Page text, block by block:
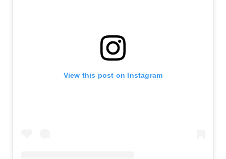
View this post on Instagram